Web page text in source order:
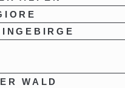
WALD